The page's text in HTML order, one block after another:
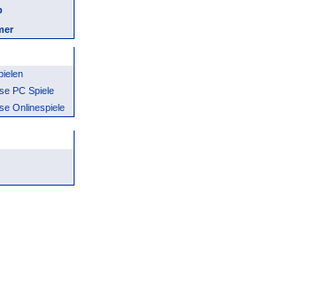
PC Spiele
Onlinespiele